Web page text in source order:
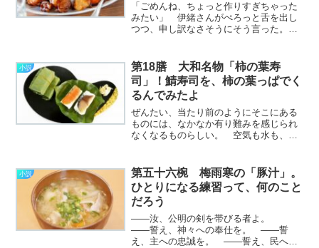
「ごめんね、ちょっと作りすぎちゃった
みたい」 伊緒さんがぺろっと舌を出し
つつ、申し訳なさそうにそう言った。
目の前のお皿には珍しく料理が残ってい
る。 たいがいは食べきっ………………
～続きを読む～
小説
第18膳 大和名物「柿の葉寿
司」！鯖寿司を、柿の葉っぱでく
るんでみたよ
ぜんたい、当たり前のようにそこにある
ものには、なかなか有り難みを感じられ
なくなるものらしい。 空気も水も、無
か。 ぜいたくな話とは思うけど、ぼく
にとってそういうもののひと
つ………………～続きを読む～
小説
第五十六椀 梅雨寒の「豚汁」。
ひとりになる練習って、何のこと
だろう
――汝、公明の剣を帯びる者よ。
――誓え、神々への奉仕を。 ――誓
え、主への忠誠を。 ――誓え、民への